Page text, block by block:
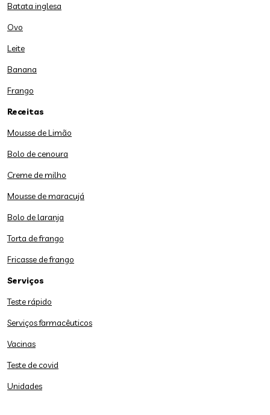
Batata inglesa
Ovo
Leite
Banana
Frango
Receitas
Mousse de Limão
Bolo de cenoura
Creme de milho
Mousse de maracujá
Bolo de laranja
Torta de frango
Fricasse de frango
Serviços
Teste rápido
Serviços farmacêuticos
Vacinas
Teste de covid
Unidades